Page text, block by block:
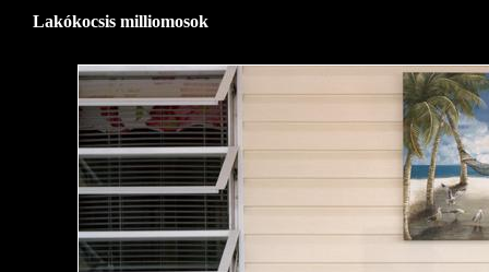
Lakókocsis milliomosok